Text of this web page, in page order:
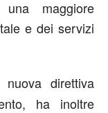
maggiore
e dei servizi
nuova direttiva
ha inoltre